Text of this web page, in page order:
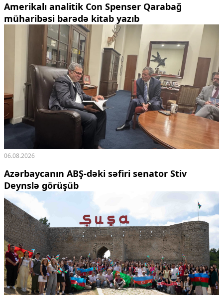
Amerikalı analitik Con Spenser Qarabağ
müharibəsi barədə kitab yazıb
06.08.2026
Azərbaycanın ABŞ-dəki səfiri senator Stiv
Deynslə görüşüb